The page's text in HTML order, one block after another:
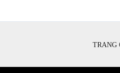
TRANG